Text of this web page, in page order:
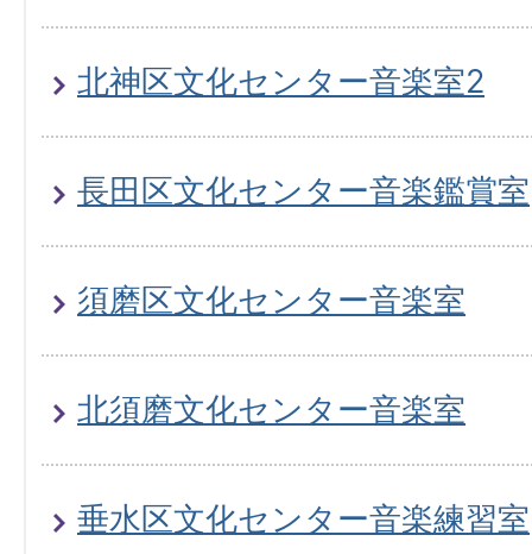
北神区文化センター音楽室2
長田区文化センター音楽鑑賞室
須磨区文化センター音楽室
北須磨文化センター音楽室
垂水区文化センター音楽練習室